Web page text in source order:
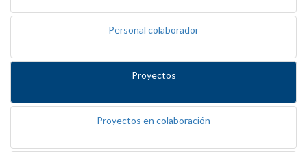
Personal colaborador
Proyectos
Proyectos en colaboración